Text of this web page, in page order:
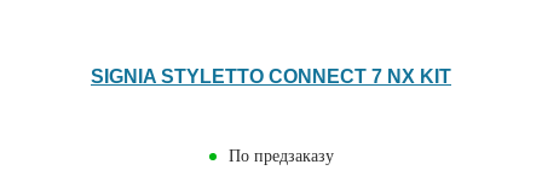
SIGNIA STYLETTO CONNECT 7 NX KIT
По предзаказу